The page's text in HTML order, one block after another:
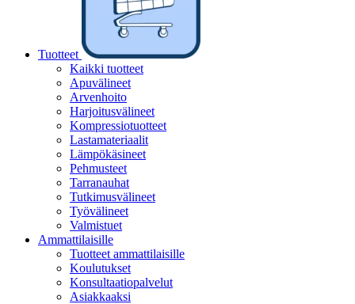
Tuotteet
Kaikki tuotteet
Apuvälineet
Arvenhoito
Harjoitusvälineet
Kompressiotuotteet
Lastamateriaalit
Lämpökäsineet
Pehmusteet
Tarranauhat
Tutkimusvälineet
Työvälineet
Valmistuet
Ammattilaisille
Tuotteet ammattilaisille
Koulutukset
Konsultaatiopalvelut
Asiakkaaksi